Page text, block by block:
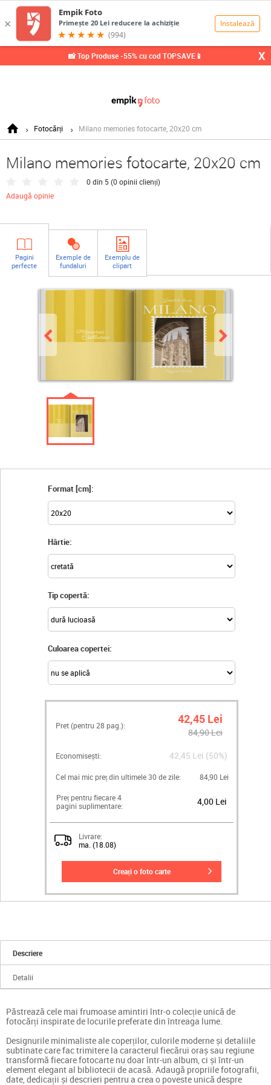
📸 Top Produse -55% cu cod TOPSAVE📱 X
Fotocărți Milano memories fotocarte, 20x20 cm
Milano memories fotocarte, 20x20 cm
0 din 5 (0 opinii clienți)
Adaugă opinie
Pagini
perfecte
Exemple de
fundaluri
Exemplu de
clipart
Format [cm]:
Hârtie:
Tip copertă:
Culoarea copertei:
Pret (pentru 28 pag.): 42,45 Lei
84,90 Lei
Economisești: 42,45 Lei (50%)
Cel mai mic preț din ultimele 30 de zile: 84,90 Lei
Preț pentru fiecare 4
pagini suplimentare:
4,00 Lei
Livrare:
ma. (18.08)
creați o foto carte
Descriere
Detalii
Păstrează cele mai frumoase amintiri într-o colecție unică de
fotocărți inspirate de locurile preferate din întreaga lume.
Designurile minimaliste ale coperților, culorile moderne și detaliile
subtinate care fac trimitere la caracterul fiecărui oraș sau regiune
transformă fiecare fotocarte nu doar într-un album, ci și într-un
element elegant al bibliotecii de acasă. Adaugă propriile fotografii,
date, dedicații și descrieri pentru a crea o poveste unică despre